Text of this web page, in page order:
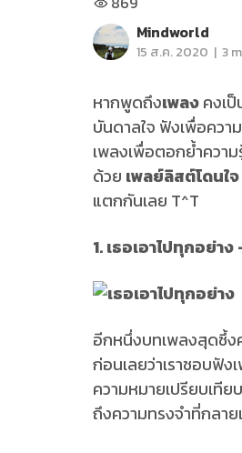
Mindworld
15 ส.ค. 2020 | 3
หากพูดถึงเพลงคงเ
บันดาลใจ ฟังเพื่อควา
เพลงเพื่อตอกย้ำควา
ด้วย เพลย์ลิสต์โดนใ
แตกกันเลย T^T
1. เธอเอาไปทุกอย่า
อีกหนึ่งบทเพลงสุดซึ้ง
ก่อนเลยว่าเราชอบฟั
ความหมายเปรียบเทีย
ถึงความทรงจำที่กลาย